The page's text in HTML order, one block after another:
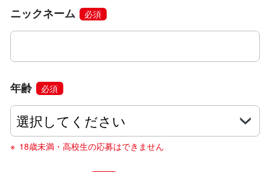
ニックネーム 必須
年齢 必須
18歳未満・高校生の応募はできません